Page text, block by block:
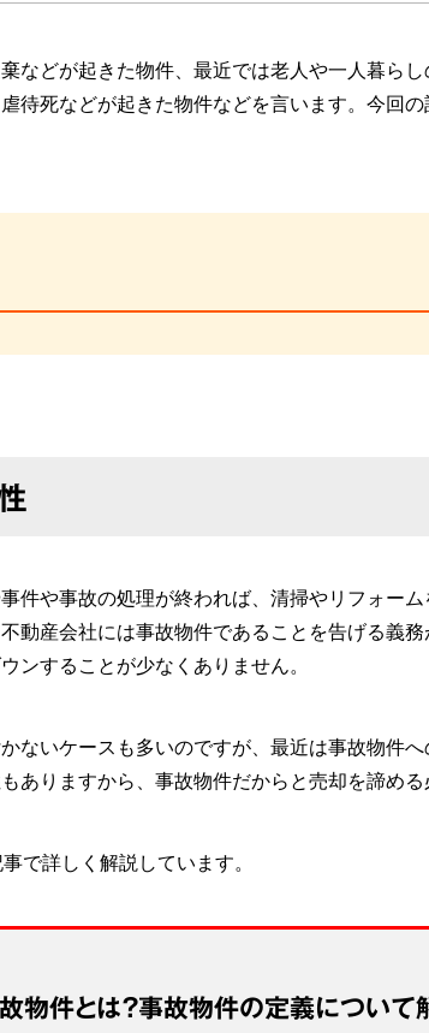
などが起きた物件、最近では老人や一人暮ら
待死などが起きた物件などを言います。今回
件や事故の処理が終われば、清掃やリフォー
動産会社には事故物件であることを告げる義
ンすることが少なくありません。
ないケースも多いのですが、最近は事故物件
ありますから、事故物件だからと売却を諦め
で詳しく解説しています。
物件とは？事故物件の定義について